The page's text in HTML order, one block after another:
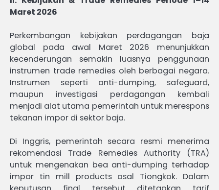
Maret 2026
Perkembangan kebijakan perdagangan baja
global pada awal Maret 2026 menunjukkan
kecenderungan semakin luasnya penggunaan
instrumen trade remedies oleh berbagai negara.
Instrumen seperti anti-dumping, safeguard,
maupun investigasi perdagangan kembali
menjadi alat utama pemerintah untuk merespons
tekanan impor di sektor baja.
Di Inggris, pemerintah secara resmi menerima
rekomendasi Trade Remedies Authority (TRA)
untuk mengenakan bea anti-dumping terhadap
impor tin mill products asal Tiongkok. Dalam